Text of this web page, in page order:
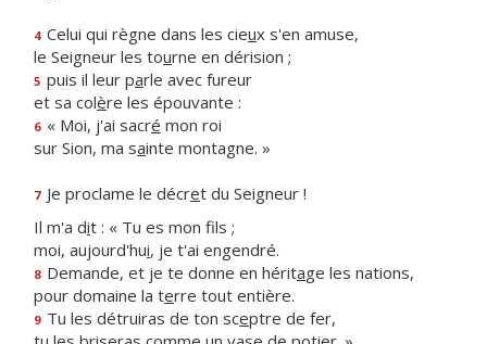
4 Celui qui règne dans les cieux s'en amuse,
le Seigneur les tourne en dérision ;
5 puis il leur parle avec fureur
et sa colère les épouvante :
6 « Moi, j'ai sacré mon roi
sur Sion, ma sainte montagne. »
7 Je proclame le décret du Seigneur !
Il m'a dit : « Tu es mon fils ;
moi, aujourd'hui, je t'ai engendré.
8 Demande, et je te donne en héritage les nations,
pour domaine la terre tout entière.
9 Tu les détruiras de ton sceptre de fer,